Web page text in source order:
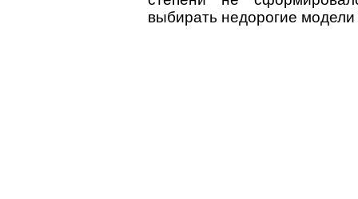
выбирать недорогие модели